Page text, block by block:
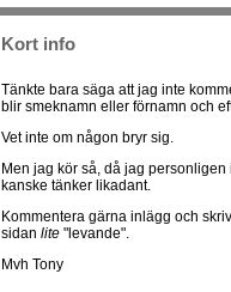
Kort info
Tänkte bara säga att jag inte
blir smeknamn eller förnamn och
Vet inte om någon bryr sig.
Men jag kör så, då jag
kanske tänker likadant.
Kommentera gärna inlägg och
sidan lite "levande".
Mvh Tony